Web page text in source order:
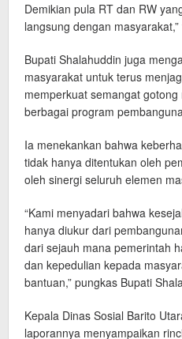
Demikian pula RT dan RW
langsung dengan
Bupati Shalahuddin juga
masyarakat untuk terus
memperkuat semangat
berbagai program
Ia menekankan bahwa
tidak hanya ditentukan oleh
oleh sinergi seluruh elemen
“Kami menyadari bahwa
hanya diukur dari
dari sejauh mana pemerintah
dan kepedulian kepada
bantuan,” pungkas Bupati
Kepala Dinas Sosial Barito
laporannya menyampaikan